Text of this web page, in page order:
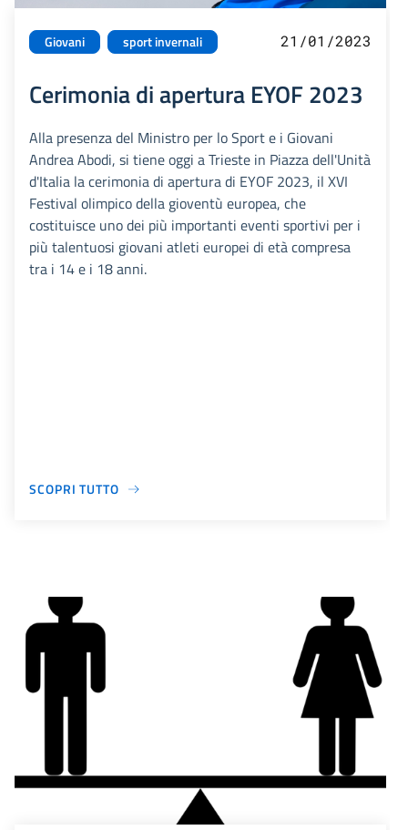
Giovani sport invernali 21/01/2023
Cerimonia di apertura EYOF 2023
Alla presenza del Ministro per lo Sport e i Giovani
Andrea Abodi, si tiene oggi a Trieste in Piazza dell'Unità
d'Italia la cerimonia di apertura di EYOF 2023, il XVI
Festival olimpico della gioventù europea, che
costituisce uno dei più importanti eventi sportivi per i
più talentuosi giovani atleti europei di età compresa
tra i 14 e i 18 anni.
SCOPRI TUTTO